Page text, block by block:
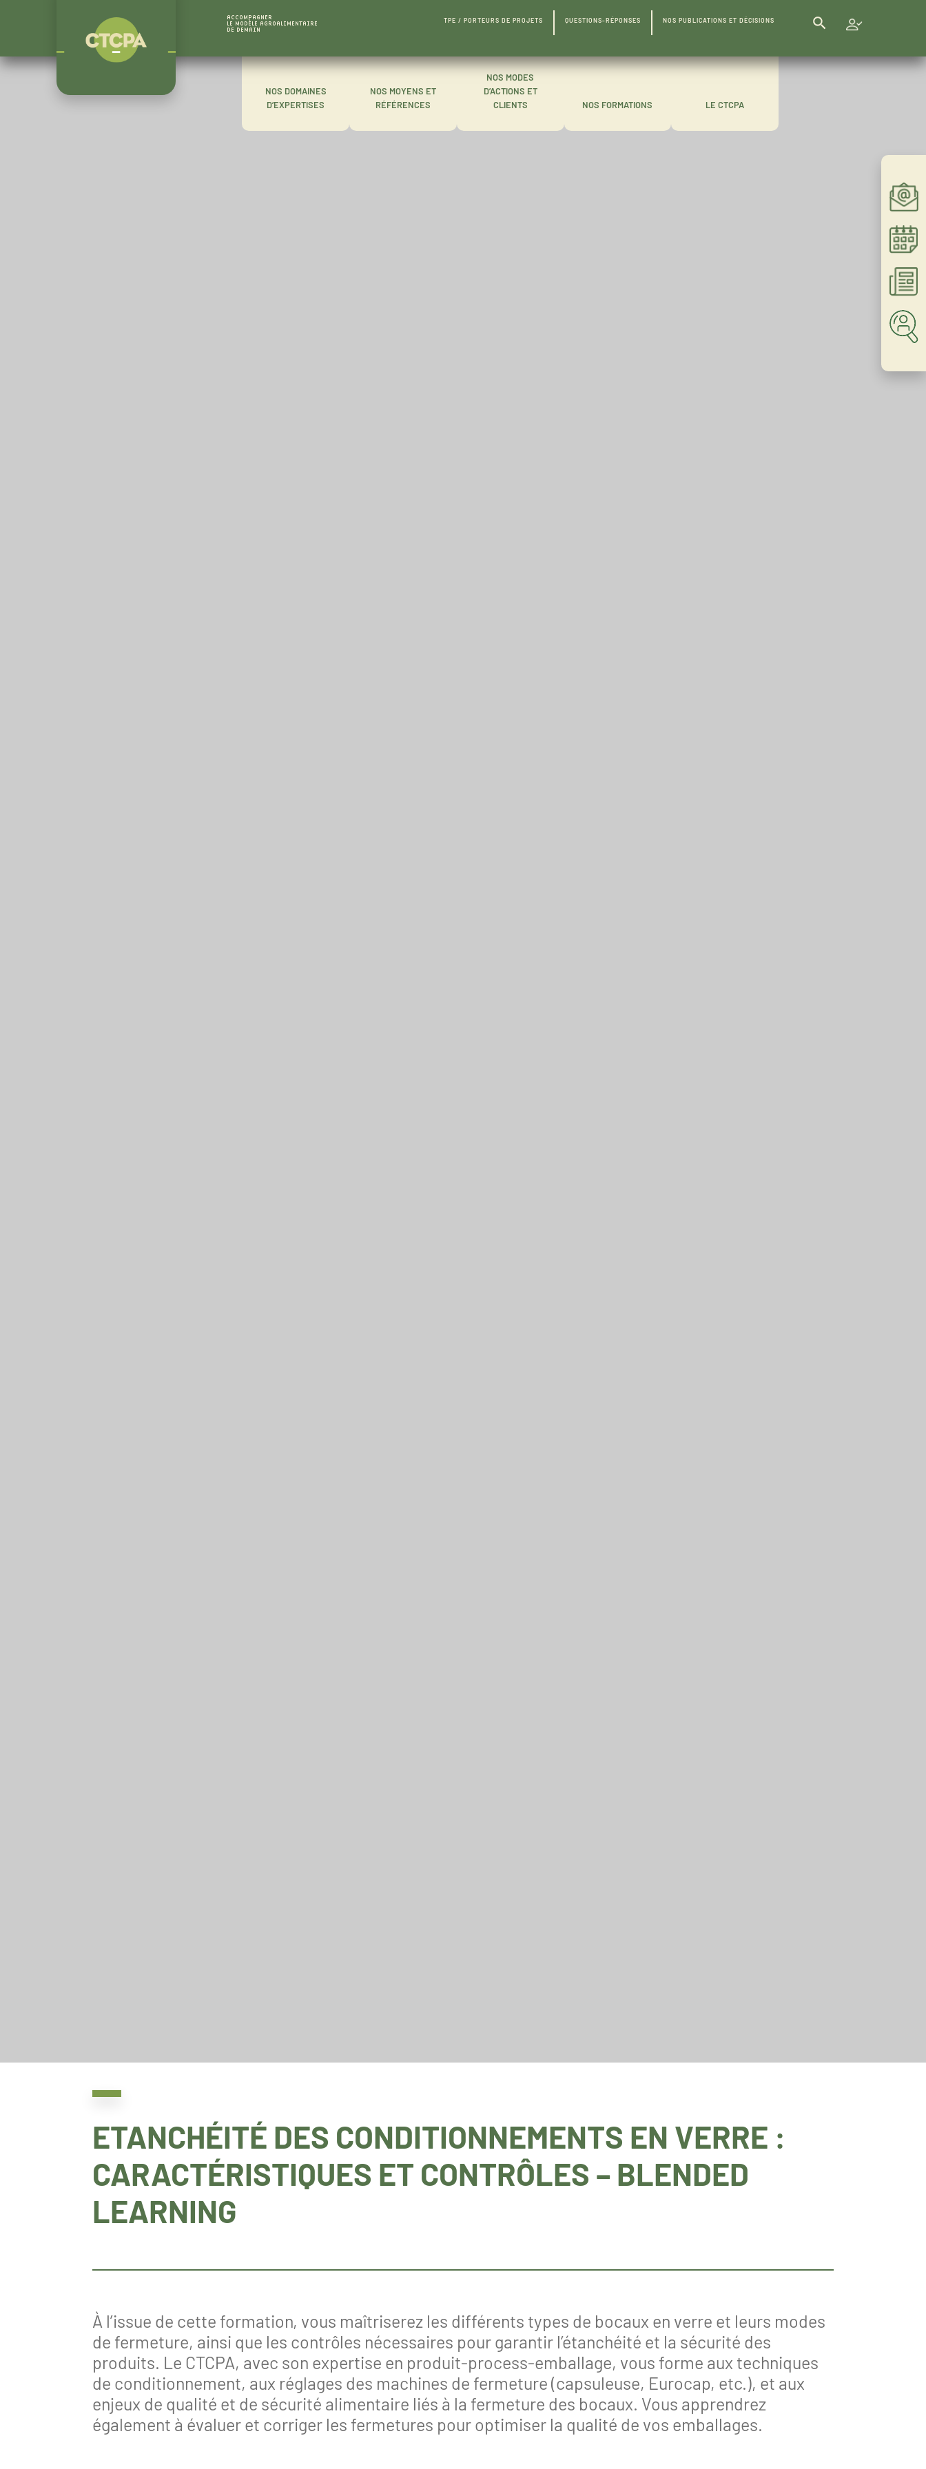
ACCOMPAGNER
LE MODÈLE AGROALIMENTAIRE
DE DEMAIN
TPE / PORTEURS DE PROJETS QUESTIONS-RÉPONSES NOS PUBLICATIONS ET DÉCISIONS
Search
NOS DOMAINES
D’EXPERTISES
NOS MOYENS ET
RÉFÉRENCES
NOS MODES
D’ACTIONS ET
CLIENTS
NOS FORMATIONS LE CTCPA
ETANCHÉITÉ DES CONDITIONNEMENTS EN VERRE :
CARACTÉRISTIQUES ET CONTRÔLES – BLENDED
LEARNING
À l’issue de cette formation, vous maîtriserez les différents types de bocaux en verre et leurs modes
de fermeture, ainsi que les contrôles nécessaires pour garantir l’étanchéité et la sécurité des
produits. Le CTCPA, avec son expertise en produit-process-emballage, vous forme aux techniques
de conditionnement, aux réglages des machines de fermeture (capsuleuse, Eurocap, etc.), et aux
enjeux de qualité et de sécurité alimentaire liés à la fermeture des bocaux. Vous apprendrez
également à évaluer et corriger les fermetures pour optimiser la qualité de vos emballages.